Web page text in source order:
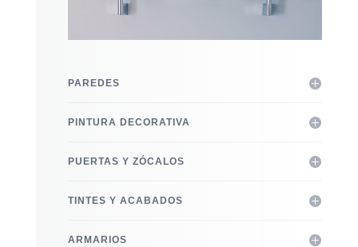
PAREDES
PINTURA DECORATIVA
PUERTAS Y ZÓCALOS
TINTES Y ACABADOS
ARMARIOS